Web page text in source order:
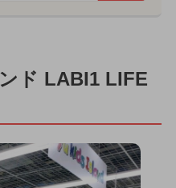
ド LABI1 LIFE